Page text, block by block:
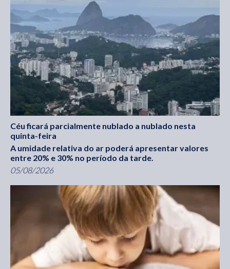
Céu ficará parcialmente nublado a nublado nesta
quinta-feira
A umidade relativa do ar poderá apresentar valores
entre 20% e 30% no período da tarde.
05/08/2026